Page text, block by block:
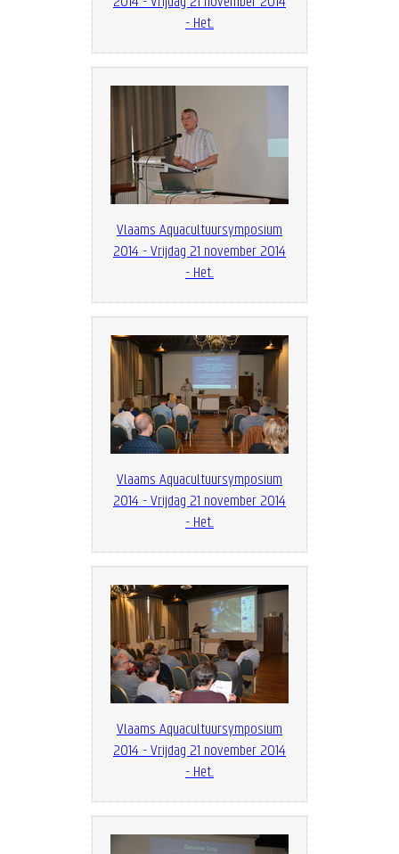
- Het...
Vlaams Aquacultuursymposium
2014 - Vrijdag 21 november 2014
- Het...
Vlaams Aquacultuursymposium
2014 - Vrijdag 21 november 2014
- Het...
Vlaams Aquacultuursymposium
2014 - Vrijdag 21 november 2014
- Het...